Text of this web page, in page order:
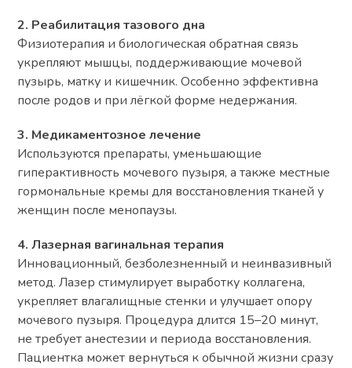
2. Реабилитация тазового дна
Физиотерапия и биологическая обратная связь
укрепляют мышцы, поддерживающие мочевой
пузырь, матку и кишечник. Особенно эффективна
после родов и при лёгкой форме недержания.
3. Медикаментозное лечение
Используются препараты, уменьшающие
гиперактивность мочевого пузыря, а также местные
гормональные кремы для восстановления тканей у
женщин после менопаузы.
4. Лазерная вагинальная терапия
Инновационный, безболезненный и неинвазивный
метод. Лазер стимулирует выработку коллагена,
укрепляет влагалищные стенки и улучшает опору
мочевого пузыря. Процедура длится 15–20 минут,
не требует анестезии и периода восстановления.
Пациентка может вернуться к обычной жизни сразу